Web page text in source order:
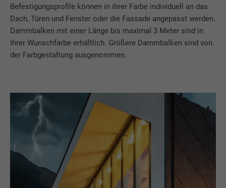
Befestigungsprofile können in ihrer Farbe individuell an das
Dach, Türen und Fenster oder die Fassade angepasst werden.
Dammbalken mit einer Länge bis maximal 3 Meter sind in
Ihrer Wunschfarbe erhältlich. Größere Dammbalken sind von
der Farbgestaltung ausgenommen.